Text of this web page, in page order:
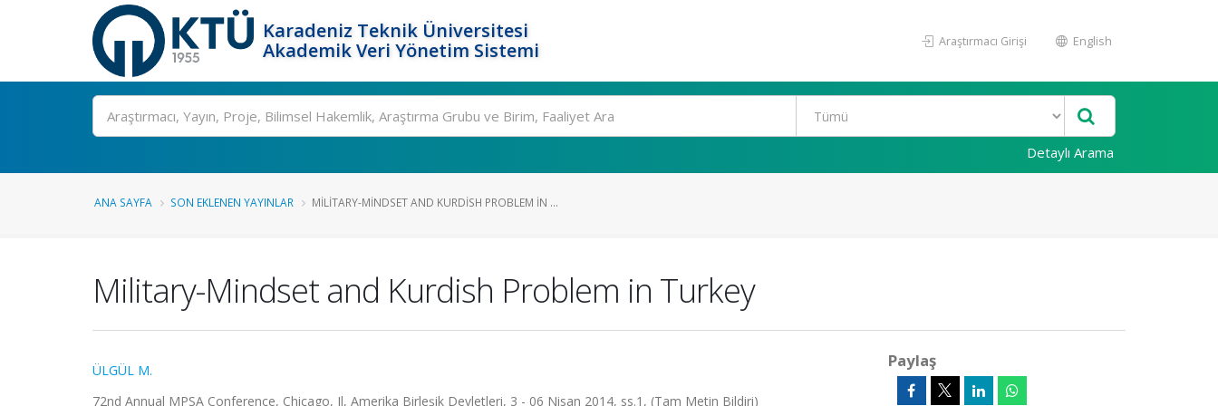
Karadeniz Teknik Üniversitesi
Akademik Veri Yönetim Sistemi
Araştırmacı Girişi English
Ara
Detaylı Arama
ANA SAYFA SON EKLENEN YAYINLAR MILITARY-MINDSET AND KURDISH PROBLEM IN ...
Military-Mindset and Kurdish Problem in Turkey
ÜLGÜL M.
72nd Annual MPSA Conference, Chicago, Il, Amerika Birleşik Devletleri, 3 - 06 Nisan 2014, ss.1, (Tam Metin Bildiri)
Paylaş